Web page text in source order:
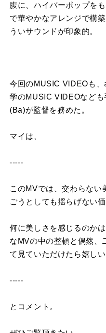
腹に、ハイパーポップを
で華やかなアレンジで構
ういサウンドが印象的。
今回のMUSIC VIDEO も、
学のMUSIC VIDEOなども
(Ba)が監督を務めた。
マイは、
-----
このMVでは、交わらない
ごうとしても揺らげない
何に美しさを感じるのか
な MVの中の整頓と偶然、
て見ていただけたら嬉しい
-----
とコメント。